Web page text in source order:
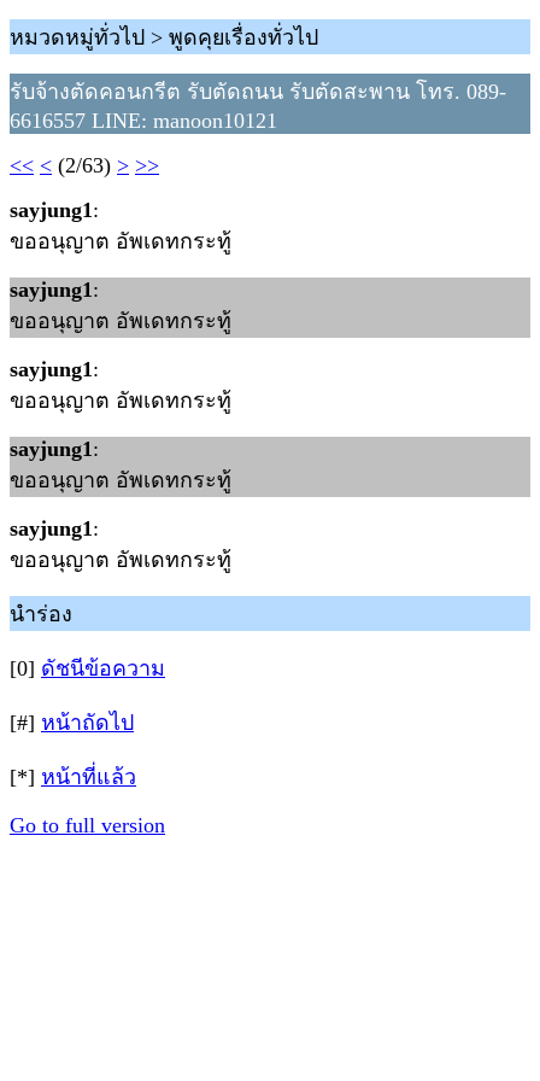
หมวดหมู่ทั่วไป > พูดคุยเรื่องทั่วไป
รับจ้างตัดคอนกรีต รับตัดถนน รับตัดสะพาน โทร. 089-
6616557 LINE: manoon10121
<< < (2/63) > >>
sayjung1:
ขออนุญาต อัพเดทกระทู้
sayjung1:
ขออนุญาต อัพเดทกระทู้
sayjung1:
ขออนุญาต อัพเดทกระทู้
sayjung1:
ขออนุญาต อัพเดทกระทู้
sayjung1:
ขออนุญาต อัพเดทกระทู้
นำร่อง
[0] ดัชนีข้อความ
[#] หน้าถัดไป
[*] หน้าที่แล้ว
Go to full version